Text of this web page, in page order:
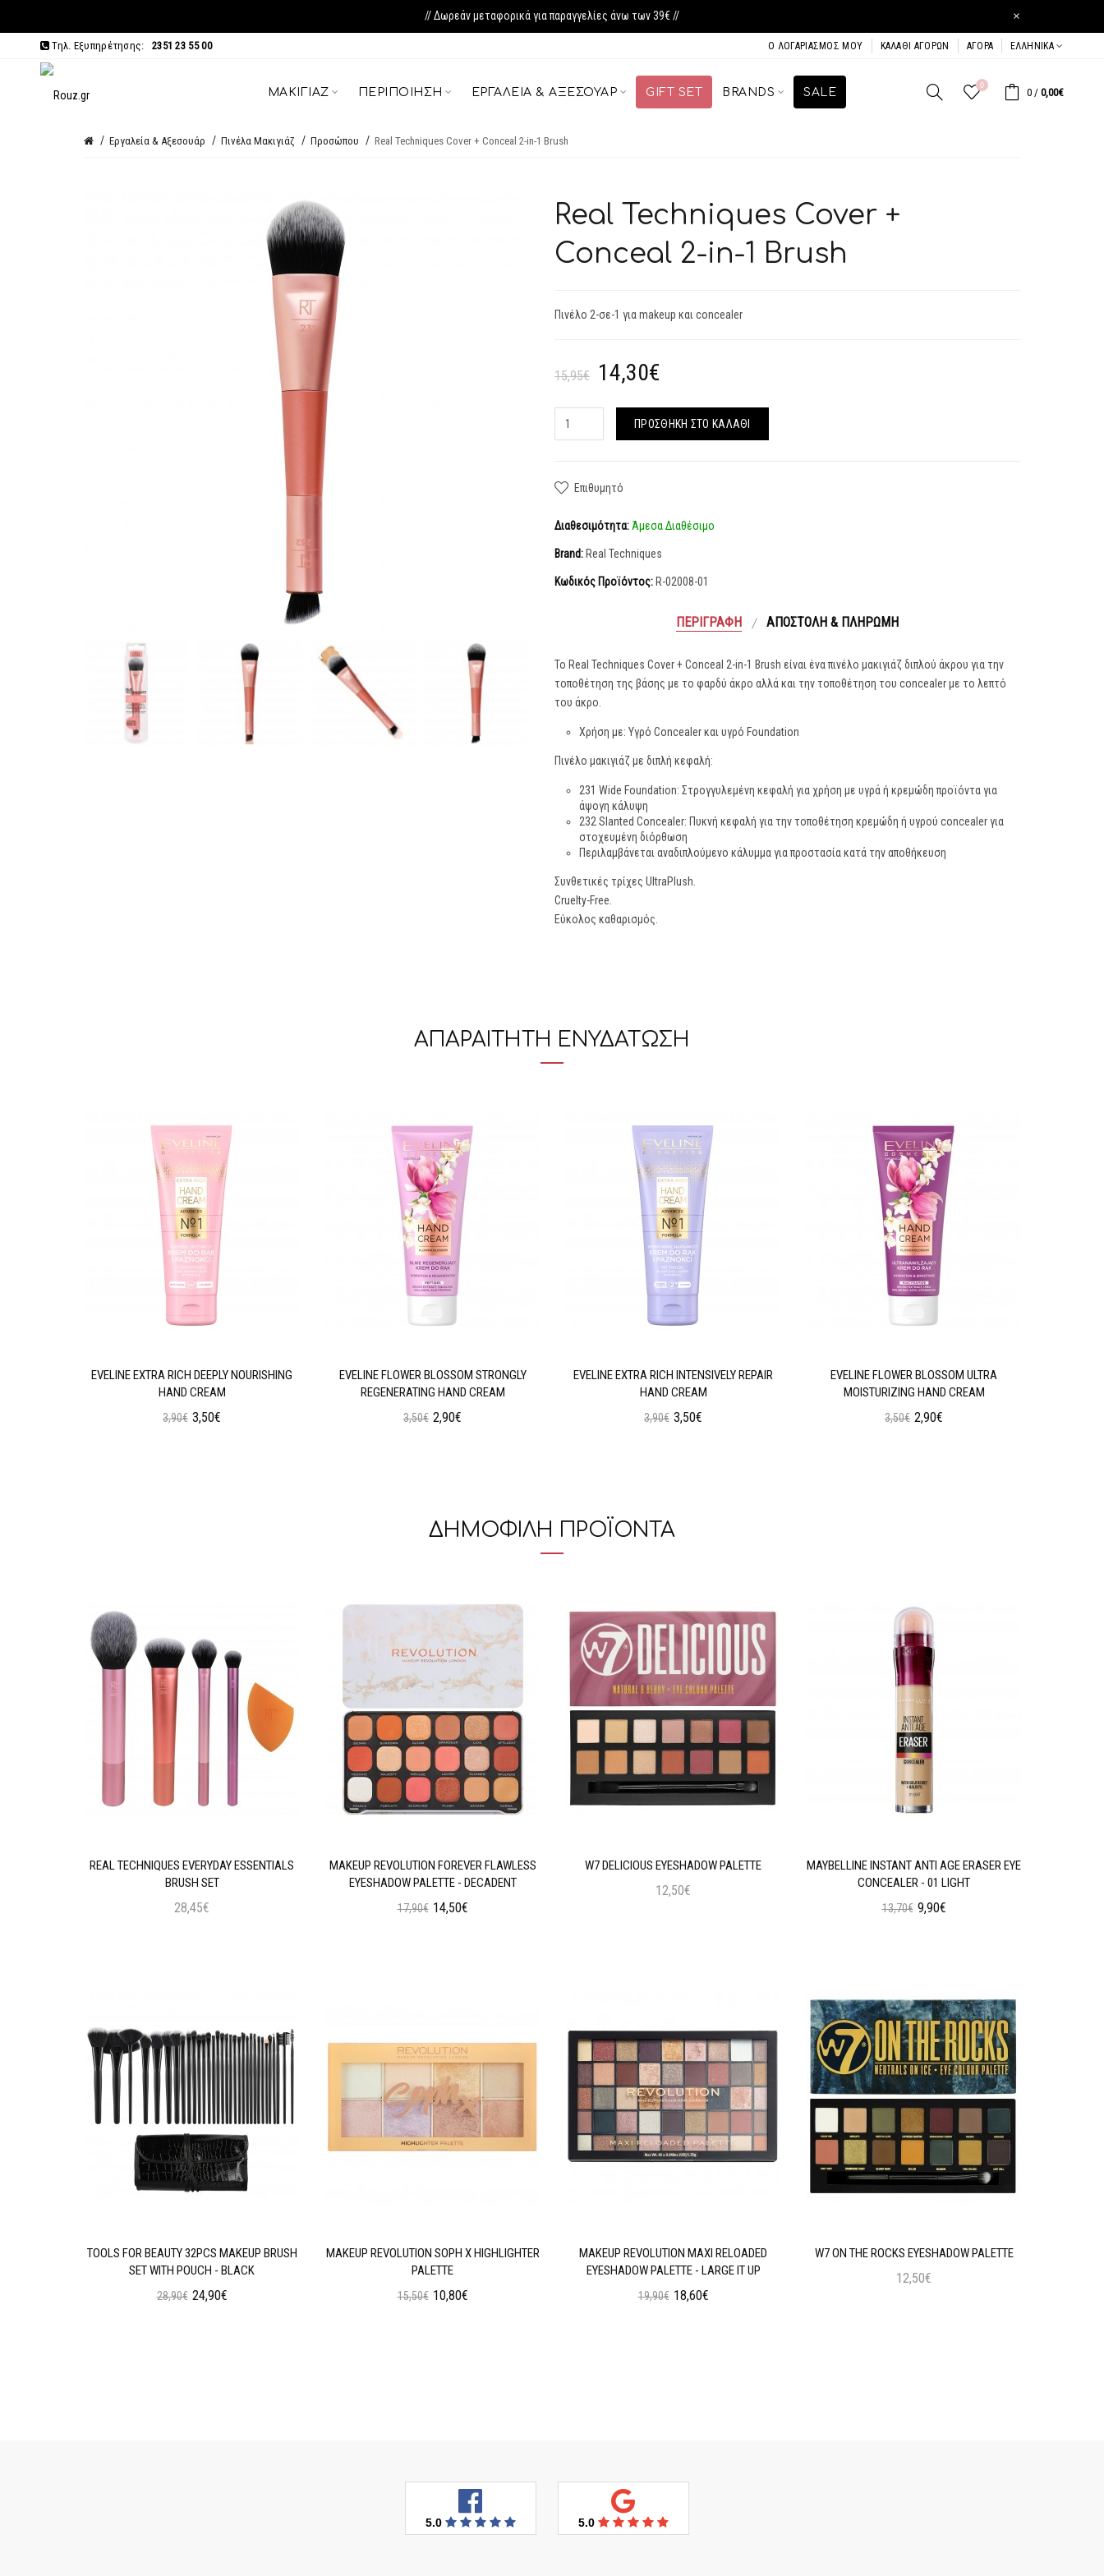
// Δωρεάν μεταφορικά για παραγγελίες άνω των 39€ // ×
Τηλ. Εξυπηρέτησης: 2351 23 55 00 Ο ΛΟΓΑΡΙΑΣΜΌΣ ΜΟΥ ΚΑΛΆΘΙ ΑΓΟΡΏΝ ΑΓΟΡΆ ΕΛΛΗΝΙΚΆ
ΜΑΚΙΓΙΆΖ ΠΕΡΙΠΟΊΗΣΗ ΕΡΓΑΛΕΊΑ & ΑΞΕΣΟΥΆΡ GIFT SET BRANDS SALE
0
0 / 0,00€
Εργαλεία & Αξεσουάρ Πινέλα Μακιγιάζ Προσώπου Real Techniques Cover + Conceal 2-in-1 Brush
Real Techniques Cover +
Conceal 2-in-1 Brush
Πινέλο 2-σε-1 για makeup και concealer
15,95€ 14,30€
ΠΡΟΣΘΉΚΗ ΣΤΟ ΚΑΛΆΘΙ
Επιθυμητό
Διαθεσιμότητα: Άμεσα Διαθέσιμο
Brand: Real Techniques
Κωδικός Προϊόντος: R-02008-01
ΠΕΡΙΓΡΑΦΉ ΑΠΟΣΤΟΛΉ & ΠΛΗΡΩΜΉ
Το Real Techniques Cover + Conceal 2-in-1 Brush είναι ένα πινέλο μακιγιάζ διπλού άκρου για την
τοποθέτηση της βάσης με το φαρδύ άκρο αλλά και την τοποθέτηση του concealer με το λεπτό
του άκρο.
Χρήση με: Υγρό Concealer και υγρό Foundation
Πινέλο μακιγιάζ με διπλή κεφαλή:
231 Wide Foundation: Στρογγυλεμένη κεφαλή για χρήση με υγρά ή κρεμώδη προϊόντα για
άψογη κάλυψη
232 Slanted Concealer: Πυκνή κεφαλή για την τοποθέτηση κρεμώδη ή υγρού concealer για
στοχευμένη διόρθωση
Περιλαμβάνεται αναδιπλούμενο κάλυμμα για προστασία κατά την αποθήκευση
Συνθετικές τρίχες UltraPlush.
Cruelty-Free.
Εύκολος καθαρισμός.
ΑΠΑΡΑΙΤΗΤΗ ΕΝΥΔΑΤΩΣΗ
EVELINE EXTRA RICH DEEPLY NOURISHING
HAND CREAM
3,90€ 3,50€
EVELINE FLOWER BLOSSOM STRONGLY
REGENERATING HAND CREAM
3,50€ 2,90€
EVELINE EXTRA RICH INTENSIVELY REPAIR
HAND CREAM
3,90€ 3,50€
EVELINE FLOWER BLOSSOM ULTRA
MOISTURIZING HAND CREAM
3,50€ 2,90€
ΔΗΜΟΦΙΛΗ ΠΡΟΪΟΝΤΑ
REAL TECHNIQUES EVERYDAY ESSENTIALS
BRUSH SET
28,45€
TOOLS FOR BEAUTY 32PCS MAKEUP BRUSH
SET WITH POUCH - BLACK
28,90€ 24,90€
MAKEUP REVOLUTION FOREVER FLAWLESS
EYESHADOW PALETTE - DECADENT
17,90€ 14,50€
MAKEUP REVOLUTION SOPH X HIGHLIGHTER
PALETTE
15,50€ 10,80€
W7 DELICIOUS EYESHADOW PALETTE
12,50€
MAKEUP REVOLUTION MAXI RELOADED
EYESHADOW PALETTE - LARGE IT UP
19,90€ 18,60€
MAYBELLINE INSTANT ANTI AGE ERASER EYE
CONCEALER - 01 LIGHT
13,70€ 9,90€
W7 ON THE ROCKS EYESHADOW PALETTE
12,50€
5.0 5.0